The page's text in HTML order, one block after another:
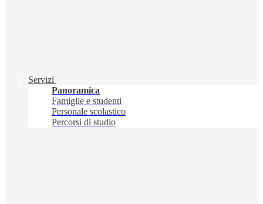
Servizi
Panoramica
Famiglie e studenti
Personale scolastico
Percorsi di studio